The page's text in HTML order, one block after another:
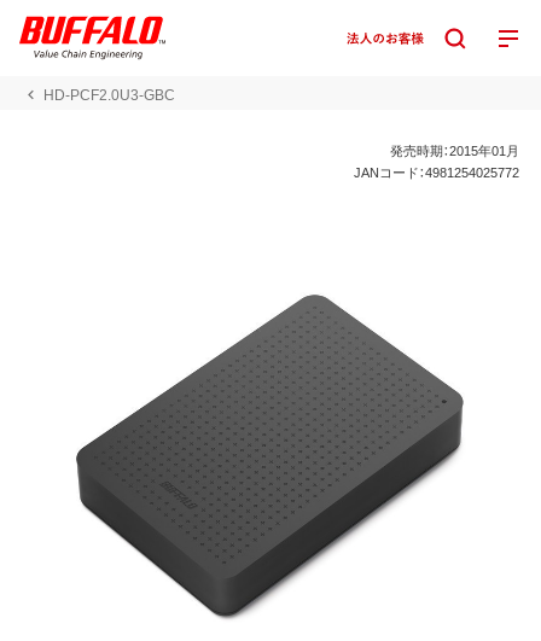
HD-PCF2.0U3-GBC
発売時期：2015年01月
JANコード：4981254025772